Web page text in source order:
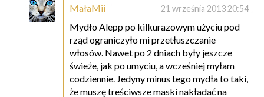
MałaMii 21 września 2013 20:54
Mydło Alepp po kilkurazowym użyciu pod
rząd ograniczyło mi przetłuszczanie
włosów. Nawet po 2 dniach były jeszcze
świeże, jak po umyciu, a wcześniej myłam
codziennie. Jedyny minus tego mydła to taki,
że muszę treściwsze maski nakładać na